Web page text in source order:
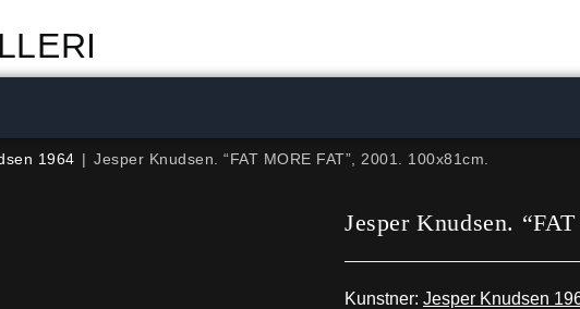
1964 | Jesper Knudsen. “FAT MORE FAT”, 2001. 100x81cm.
Jesper Knudsen.
Kunstner: Jesper Knudsen